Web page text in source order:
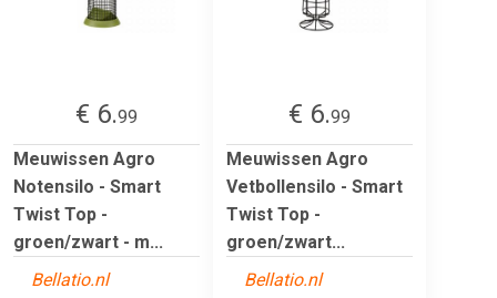
€ 6.99
Meuwissen Agro
Notensilo - Smart
Twist Top -
groen/zwart - m...
Bellatio.nl
€ 6.99
Meuwissen Agro
Vetbollensilo - Smart
Twist Top -
groen/zwart...
Bellatio.nl